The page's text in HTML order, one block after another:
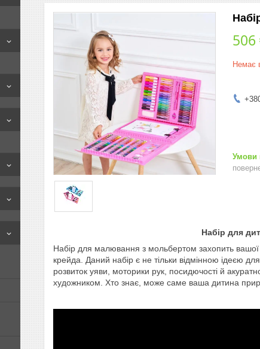
506
Немає
Набір для
Набір для малювання з мольбертом захопить вашої
крейда. Даний набір є не тільки відмінною ідеєю
розвиток уяви, моторики рук, посидючості й
художником. Хто знає, може саме ваша дитина